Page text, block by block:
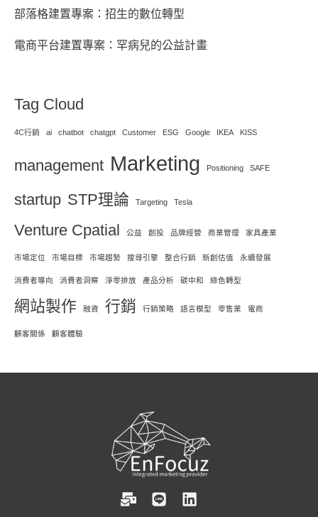
部落格建置專案：招生的數位轉型
電商平台建置專案：罕病兒的公益計畫
Tag Cloud
4C行銷 ai chatbot chatgpt Customer ESG Google IKEA KISS
management Marketing Positioning SAFE
startup STP理論 Targeting Tesla
Venture Cpatial 公益 創投 品牌經營 商業管理 家具產業
市場定位 市場目標 市場趨勢 搜尋引擎 整合行銷 新創估值 永續發展
消費者導向 消費者洞察 淨零排放 產品分析 碳中和 綠色轉型
網站製作 融資 行銷 行銷策略 語言模型 零售業 電商
顧客關係 顧客體驗